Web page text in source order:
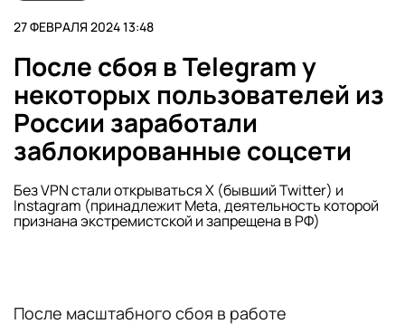
27 ФЕВРАЛЯ 2024 13:48
После сбоя в Telegram у
некоторых пользователей из
России заработали
заблокированные соцсети
Без VPN стали открываться X (бывший Twitter) и
Instagram (принадлежит Meta, деятельность которой
признана экстремистской и запрещена в РФ)
После масштабного сбоя в работе